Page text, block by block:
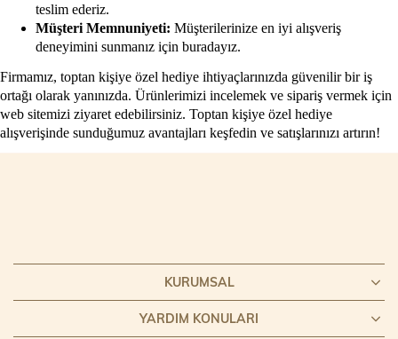
teslim ederiz.
Müşteri Memnuniyeti: Müşterilerinize en iyi alışveriş
deneyimini sunmanız için buradayız.
Firmamız, toptan kişiye özel hediye ihtiyaçlarınızda güvenilir bir iş
ortağı olarak yanınızda. Ürünlerimizi incelemek ve sipariş vermek için
web sitemizi ziyaret edebilirsiniz. Toptan kişiye özel hediye
alışverişinde sunduğumuz avantajları keşfedin ve satışlarınızı artırın!
KURUMSAL
YARDIM KONULARI